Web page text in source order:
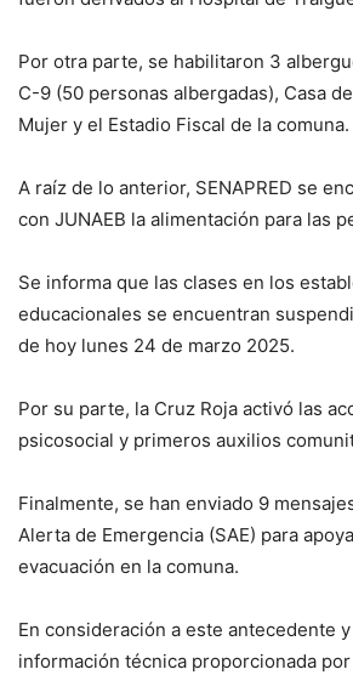
Por otra parte, se habilitaron 3
C-9 (50 personas albergadas), Casa
Mujer y el Estadio Fiscal de la comuna.
A raíz de lo anterior, SENAPRED se
con JUNAEB la alimentación para las
Se informa que las clases en los
educacionales se encuentran
de hoy lunes 24 de marzo 2025.
Por su parte, la Cruz Roja activó las
psicosocial y primeros auxilios
Finalmente, se han enviado 9
Alerta de Emergencia (SAE) para
evacuación en la comuna.
En consideración a este antecedente
información técnica proporcionada por